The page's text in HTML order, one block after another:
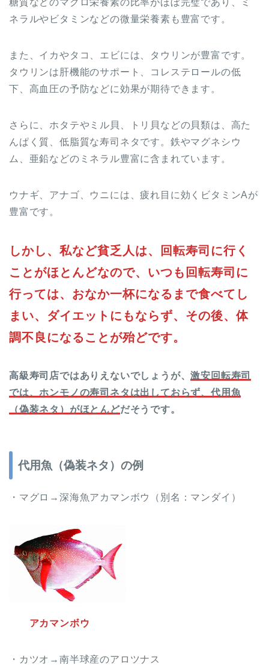
糖質などのマクロ栄養素の比率がほぼ完璧であり、ミ
ネラルやビタミンなどの微量栄養素も豊富です。
また、イカやタコ、エビには、タウリンが豊富です。
タウリンは肝機能のサポート、コレステロールの低
下、高血圧の予防などに効果が期待できます。
さらに、ホタテやミル貝、トリ貝などの貝類は、高た
んぱく質、低脂質な寿司ネタです。鉄やマグネシウ
ム、亜鉛などのミネラル豊富に含まれています。
ウナギ、アナゴ、ウニには、疲れ目に効くビタミンAが
豊富です。
しかし、私など貧乏人は、回転寿司に行く
ことがほとんどなので、いつも回転寿司に
行っては、おなか一杯になるまで食べてし
まい、ダイエットにもならず、その後、体
調不良になることが殆どです。
高級寿司店ではありえないでしょうが、激安回転寿司
では、ホンモノの寿司ネタは出しておらず、代用魚
（偽装ネタ）がほとんどだそうです。
代用魚（偽装ネタ）の例
・マグロ→深海魚アカマンボウ（別名：マンダイ）
アカマンボウ
・カツオ→南半球産のアロツナス